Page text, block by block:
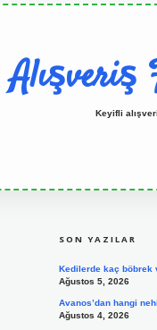
Alışveriş
Keyifli
SON YAZILAR
Kedilerde kaç böbrek
Ağustos 5, 2026
Avanos’dan hangi
Ağustos 4, 2026